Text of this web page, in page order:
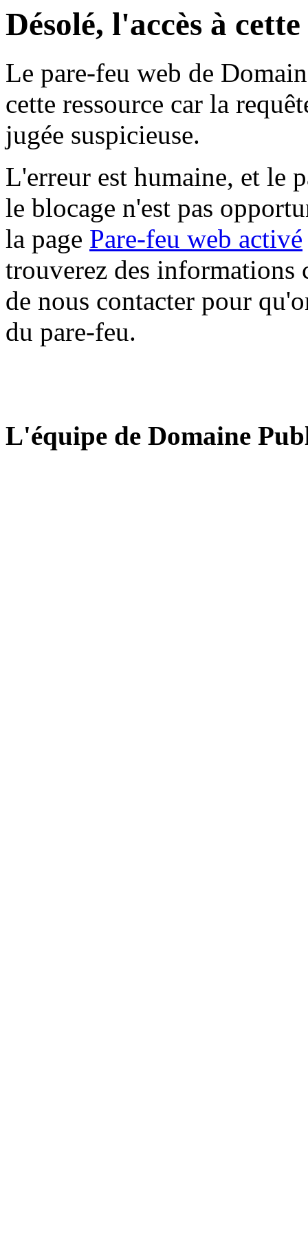
Désolé, l'accès à
Le pare-feu web de
cette ressource car la
jugée suspicieuse.
L'erreur est humaine, et le
le blocage n'est pas
la page Pare-feu web activé
trouverez des informations
de nous contacter pour
du pare-feu.
L'équipe de Domaine